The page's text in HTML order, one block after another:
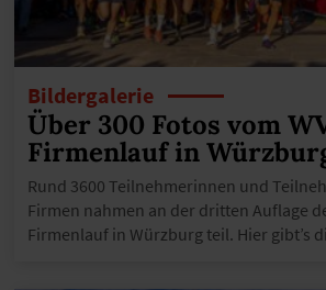
Bildergalerie
Über 300 Fotos vom
Firmenlauf in
Rund 3600 Teilnehmerinnen und
Firmen nahmen an der dritten Auflage
Firmenlauf in Würzburg teil. Hier gibt’s